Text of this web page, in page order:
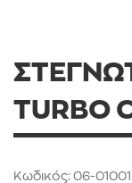
TURBO
Κωδικός: 06-01001